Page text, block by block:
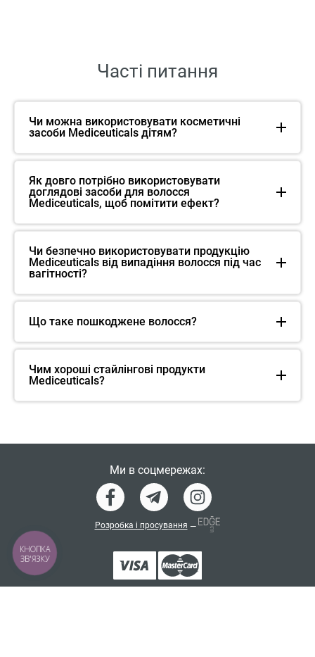
Часті питання
Чи можна використовувати косметичні
засоби Mediceuticals дітям?
Як довго потрібно використовувати
доглядові засоби для волосся
Mediceuticals, щоб помітити ефект?
Чи безпечно використовувати продукцію
Mediceuticals від випадіння волосся під час
вагітності?
Що таке пошкоджене волосся?
Чим хороші стайлінгові продукти
Mediceuticals?
Ми в соцмережах:
Розробка і просування —
КНОПКА
ЗВ'ЯЗКУ